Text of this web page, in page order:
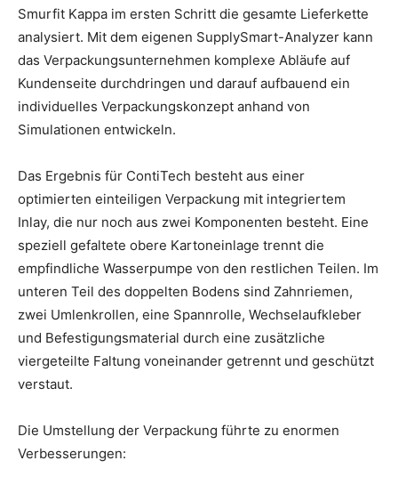
Smurfit Kappa im ersten Schritt die gesamte Lieferkette
analysiert. Mit dem eigenen SupplySmart-Analyzer kann
das Verpackungsunternehmen komplexe Abläufe auf
Kundenseite durchdringen und darauf aufbauend ein
individuelles Verpackungskonzept anhand von
Simulationen entwickeln.
Das Ergebnis für ContiTech besteht aus einer
optimierten einteiligen Verpackung mit integriertem
Inlay, die nur noch aus zwei Komponenten besteht. Eine
speziell gefaltete obere Kartoneinlage trennt die
empfindliche Wasserpumpe von den restlichen Teilen. Im
unteren Teil des doppelten Bodens sind Zahnriemen,
zwei Umlenkrollen, eine Spannrolle, Wechselaufkleber
und Befestigungsmaterial durch eine zusätzliche
viergeteilte Faltung voneinander getrennt und geschützt
verstaut.
Die Umstellung der Verpackung führte zu enormen
Verbesserungen: